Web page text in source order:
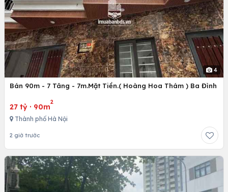
4
Bán 90m - 7 Tâng - 7m.Mặt Tiền.( Hoàng Hoa Thám ) Ba Đình
27 tỷ · 90m
2
Thành phố Hà Nội
2 giờ trước